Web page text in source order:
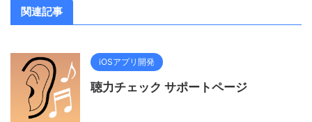
関連記事
iOSアプリ開発
聴力チェック サポートページ